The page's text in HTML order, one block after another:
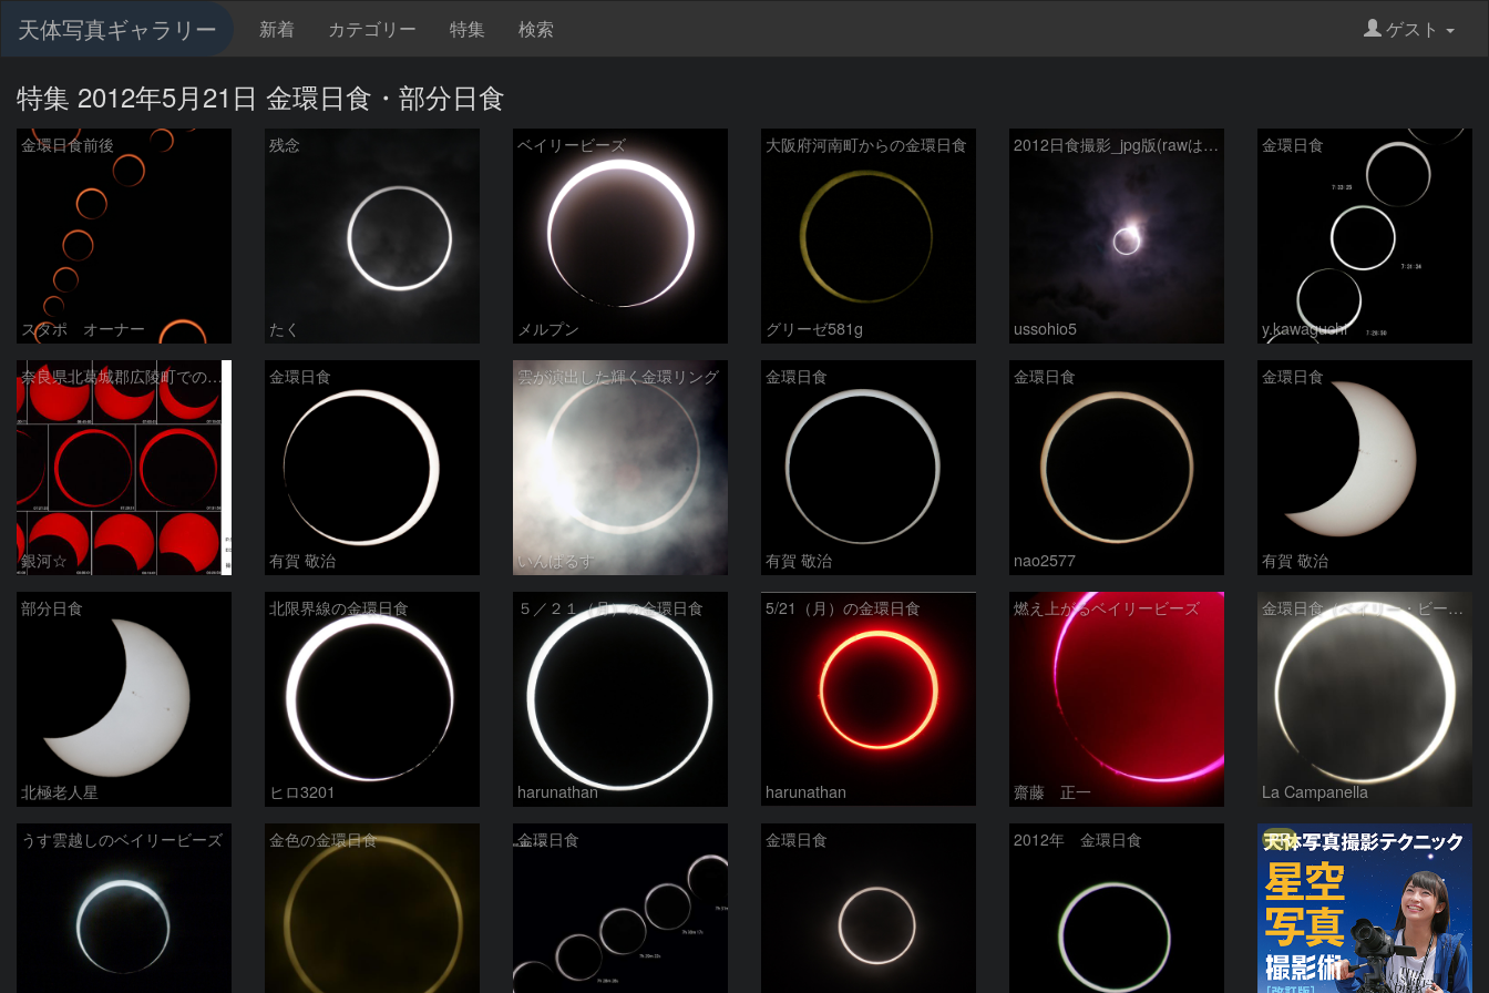
天体写真ギャラリー 新着 カテゴリー 特集 検索 ゲスト
特集 2012年5月21日 金環日食・部分日食
金環日食前後
スタポ オーナー
残念
たく
ベイリービーズ
メルプン
大阪府河南町からの金環日食
グリーゼ581g
2012日食撮影_jpg版(rawはまだ未編集)
ussohio5
金環日食
y.kawaguchi
奈良県北葛城郡広陵町での金環日食
銀河☆
金環日食
有賀 敬治
雲が演出した輝く金環リング
いんぱるす
金環日食
有賀 敬治
金環日食
nao2577
金環日食
有賀 敬治
部分日食
北極老人星
北限界線の金環日食
ヒロ3201
５／２１（月）の金環日食
harunathan
5/21（月）の金環日食
harunathan
燃え上がるベイリービーズ
齋藤 正一
金環日食（ベイリー・ビーズ？）
La Campanella
うす雲越しのベイリービーズ 金色の金環日食 金環日食 金環日食 2012年 金環日食 PR